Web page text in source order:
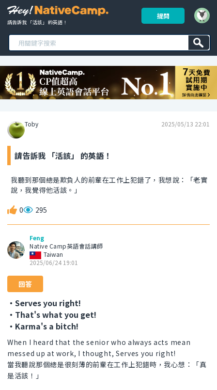
請告訴我 「活該」 的英語！
提問
Toby 2025/05/13 22:01
請告訴我 「活該」 的英語！
我聽到那個總是欺負人的前輩在工作上犯錯了，我想說：「老實
說，我覺得他活該。」
0 295
Feng
Native Camp英語會話講師
Taiwan
2025/06/24 19:01
回答
・Serves you right!
・That's what you get!
・Karma's a bitch!
When I heard that the senior who always acts mean
messed up at work, I thought, Serves you right!
當我聽說那個總是很刻薄的前輩在工作上犯錯時，我心想：「真
是活該！」